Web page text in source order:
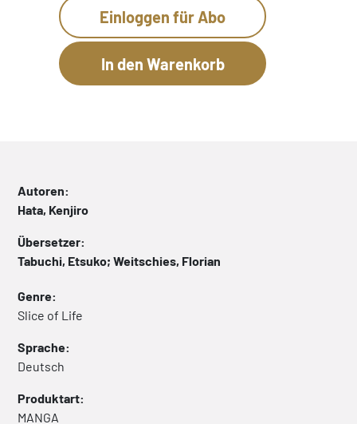
Einloggen für Abo
Autoren:
Hata, Kenjiro
Übersetzer:
Tabuchi, Etsuko; Weitschies, Florian
Genre:
Slice of Life
Sprache:
Deutsch
Produktart:
MANGA